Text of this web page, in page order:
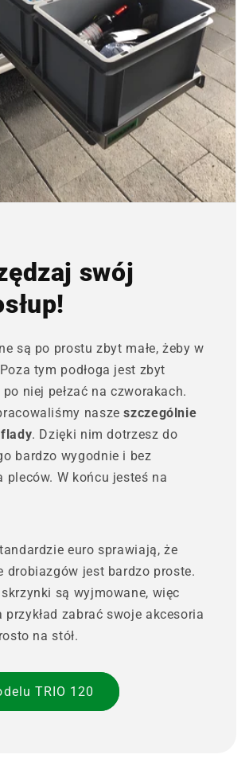
swój
są po prostu zbyt małe, żeby w
tym podłoga jest zbyt
niej pełzać na czworakach.
naszeszczególnie
. Dzięki nim dotrzesz do
bardzo wygodnie i bez
pleców. W końcu jesteś na
euro sprawiają, że
drobiazgów jest bardzo proste.
są wyjmowane, więc
przykład zabrać swoje akcesoria
na stół.
TRIO 120